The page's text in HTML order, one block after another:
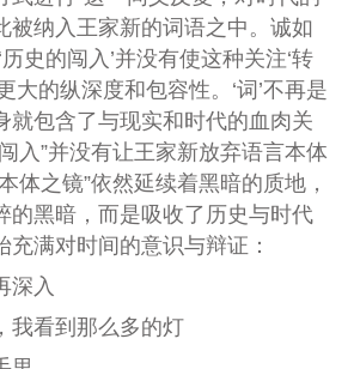
被纳入王家新的词语之中。诚如
史的闯入’并没有使这种关注‘转
大的纵深度和包容性。‘词’不再是
就包含了与现实和时代的血肉关
入”并没有让王家新放弃语言本体
体之镜”依然延续着黑暗的质地，
的黑暗，而是吸收了历史与时代
充满对时间的意识与辩证：
入
看到那么多的灯